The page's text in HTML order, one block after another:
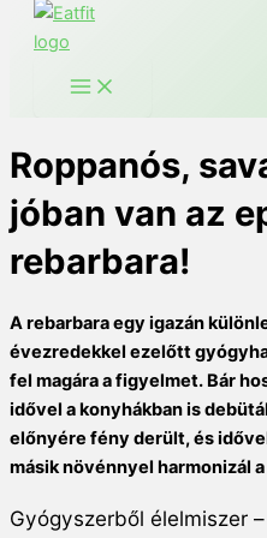
Roppanós,
jóban van az
rebarbara!
A rebarbara egy igazán
évezredekkel ezelőtt
fel magára a figyelmet. Bár
idővel a konyhákban is
előnyére fény derült, és
másik növénnyel harmonizál
Gyógyszerből élelmiszer